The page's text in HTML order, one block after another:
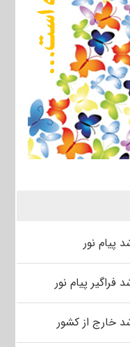
پیام نور
فراگیر پیام نور
خارج از کشور